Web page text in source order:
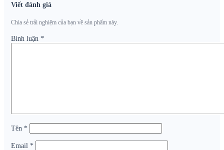
Viết đánh giá
Chia sẻ trải nghiệm của bạn về sản phẩm này.
Bình luận *
Tên *
Email *